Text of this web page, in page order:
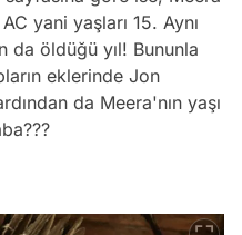
yani yaşları 15. Aynı
da öldüğü yıl! Bununla
eklerinde Jon
da Meera'nın yaşı